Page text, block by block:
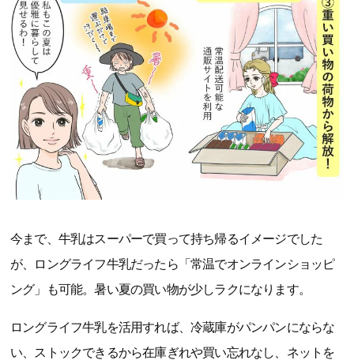
今まで、牛乳はスーパーで買って持ち帰るイメージでした
が、ロングライフ牛乳だったら「常温でオンラインショッピ
ング」も可能。暑い夏の買い物が少しラクになります。
ロングライフ牛乳を活用すれば、冷蔵庫がパンパンにならな
い、ストックできるから在庫ぎれや買い忘れなし、ネットを